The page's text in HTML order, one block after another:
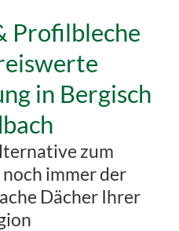
Profilbleche
in Bergisch
zum
immer der
Dächer Ihrer